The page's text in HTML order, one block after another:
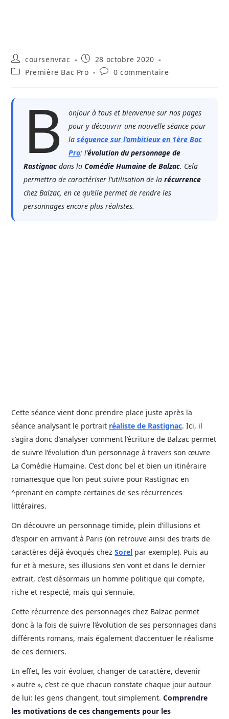
Auteur/autrice
de
la
coursenvrac
Publication
publiée :
28 octobre 2020
PostPremière Bac Pro
Commentaires
0 commentaire
B
onjour à tous et bienvenue sur nos pages
pour y découvrir une nouvelle séance pour
laséquence sur l’ambitieux en 1ère Bac
Pro: l’évolution du personnage de
Rastignac dans laComédie Humaine de Balzac. Cela
permettra de caractériser l’utilisation de larécurrence
chez Balzac, en ce qu’elle permet de rendre les
personnages encore plus réalistes.
Cette séance vient donc prendre place juste après la
séance analysant le portrait réaliste de Rastignac. Ici, il
s’agira donc d’analyser comment l’écriture de Balzac permet
de suivre l’évolution d’un personnage à travers son œuvre
La Comédie Humaine. C’est donc bel et bien un itinéraire
romanesque que l’on peut suivre pour Rastignac en
^prenant en compte certaines de ses récurrences
littéraires.
On découvre un personnage timide, plein d’illusions et
d’espoir en arrivant à Paris (on retrouve ainsi des traits de
caractères déjà évoqués chezSorel par exemple). Puis au
fur et à mesure, ses illusions s’en vont et dans le dernier
extrait, c’est désormais un homme politique qui compte,
riche et respecté, mais qui s’ennuie.
Cette récurrence des personnages chez Balzac permet
donc à la fois de suivre l’évolution de ses personnages dans
différents romans, mais également d’accentuer le réalisme
de ces derniers.
En effet, les voir évoluer, changer de caractère, devenir
« autre », c’est ce que chacun constate chaque jour autour
de lui: les gens changent, tout simplement.Comprendre
les motivations de ces changements pour les